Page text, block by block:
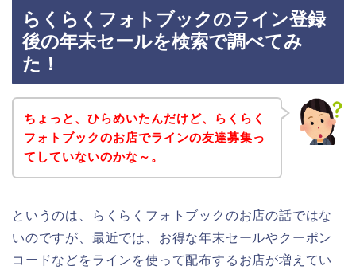
らくらくフォトブックのライン登録
後の年末セールを検索で調べてみ
た！
ちょっと、ひらめいたんだけど、らくらく
フォトブックのお店でラインの友達募集っ
てしていないのかな～。
というのは、らくらくフォトブックのお店の話ではな
いのですが、最近では、お得な年末セールやクーポン
コードなどをラインを使って配布するお店が増えてい